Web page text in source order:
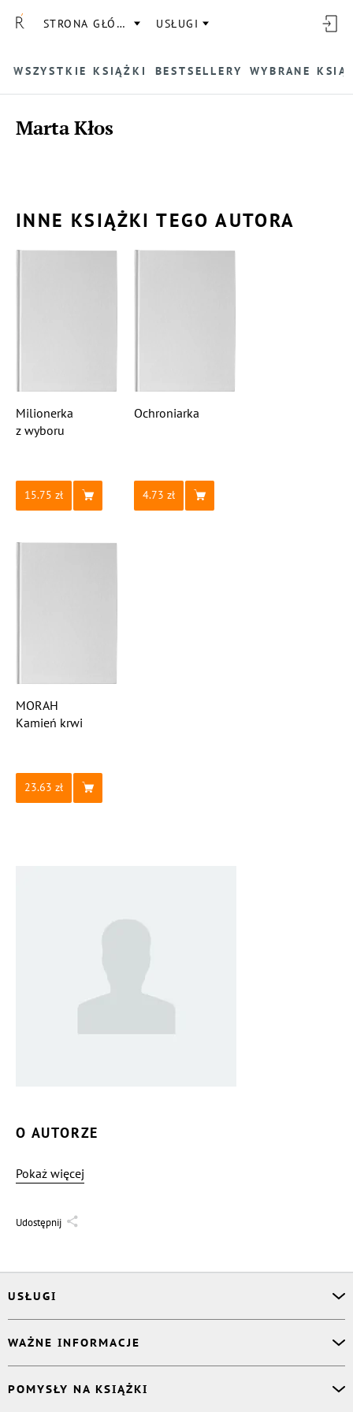
STRONA GŁÓWNA USŁUGI
WSZYSTKIE KSIĄŻKI BESTSELLERY WYBRANE
Marta Kłos
INNE KSIĄŻKI TEGO AUTORA
Milionerka
z wyboru
15.75
Ochroniarka
4.73
MORAH
Kamień krwi
23.63
O AUTORZE
Pokaż więcej
Udostępnij
USŁUGI
Korektor
Projektant okładki
Druk Twojej książki
WAŻNE INFORMACJE
Książki Ridero
POMYSŁY NA KSIĄŻKI